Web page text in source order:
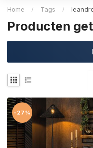
Home / Tags /
Producten
-27%